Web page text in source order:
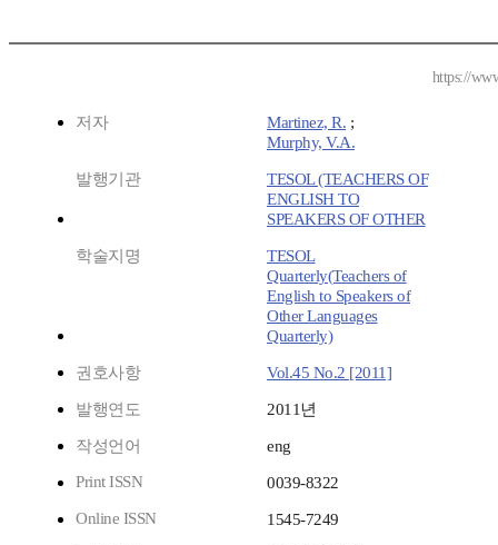
https://
저자 Martinez, R. ;
Murphy, V.A.
발행기관
TESOL (TEACHERS OF
ENGLISH TO
SPEAKERS OF OTHER
학술지명
TESOL
Quarterly(Teachers of
English to Speakers of
Other Languages
Quarterly)
권호사항 Vol.45 No.2 [2011]
발행연도 2011년
작성언어
eng
Print ISSN
0039-8322
Online ISSN
1545-7249